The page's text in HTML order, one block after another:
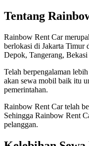
Tentang
Rainbow Rent Car
berlokasi di Jakarta Timur
Depok, Tangerang,
Telah berpengalaman
akan sewa mobil baik itu
pemerintahan.
Rainbow Rent Car telah
Sehingga Rainbow Rent
pelanggan.